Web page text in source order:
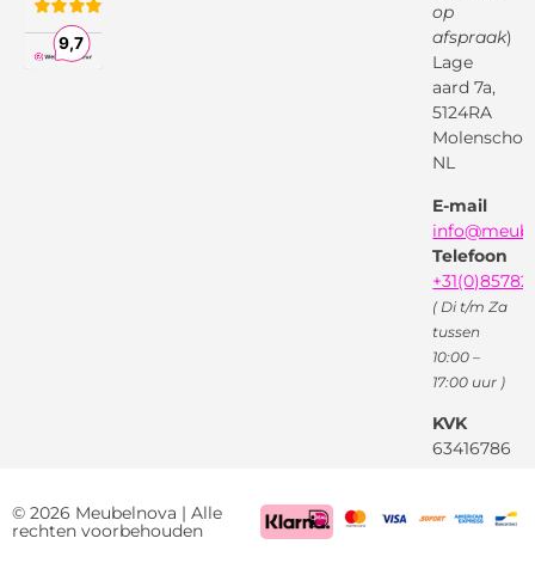
Garantievoorwaarden
Privacybeleid
op
afspraak)
Lage
aard 7a,
5124RA
Molenschot
NL
E-mail
Telefoon
( Di t/m Za
tussen
10:00 –
17:00 uur )
KVK
63416786
© 2026 Meubelnova | Alle
rechten voorbehouden